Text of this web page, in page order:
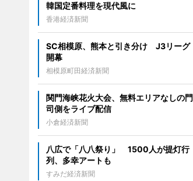
韓国定番料理を現代風に
香港経済新聞
SC相模原、熊本と引き分け J3リーグ
開幕
相模原町田経済新聞
関門海峡花火大会、無料エリアなしの門
司側をライブ配信
小倉経済新聞
八広で「八八祭り」 1500人が提灯行
列、多幸アートも
すみだ経済新聞